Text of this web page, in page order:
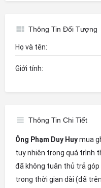
Thông Tin Đối Tượng
Họ và tên:
Giới tính:
Thông Tin Chi Tiết
Ông Phạm Duy Huymua
tuy nhiên trong quá trình
đã không tuân thủ trả
trong thời gian dài (đã